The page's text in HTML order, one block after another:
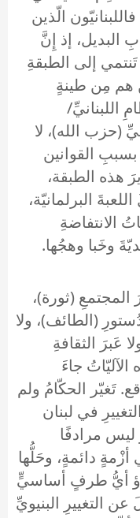
الّذين
البديل، إذ إِنَّ
إلى الطبقةِ
هم مِن طينةٍ
اللبنانيِّ/
(حزب الله)، لا
القوانين
هذه الطبقة،
البرلمانيّة،
الانتفاضةِ
وخَبا وهجُها.
المجتمعِ (ثورة)،
(الطائف)، ولا
عَبرَ الثقافةِ
جاءَ
تَغيّر الحكّامُ ولم
في لبنان
ليس مرادفًا
أزْمةٍ دائمةٍ، وحَلُّها
أيُّ طرفٍ أساسيٍّ
التغييرِ البنيويِّ